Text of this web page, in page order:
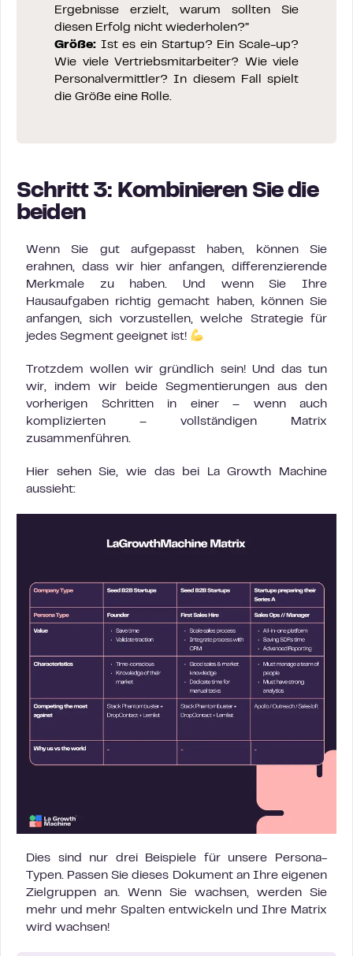
Ergebnisse erzielt, warum sollten Sie
diesen Erfolg nicht wiederholen?”
Größe: Ist es ein Startup? Ein Scale-up?
Wie viele Vertriebsmitarbeiter? Wie viele
Personalvermittler? In diesem Fall spielt
die Größe eine Rolle.
Schritt 3: Kombinieren Sie die
beiden
Wenn Sie gut aufgepasst haben, können Sie
erahnen, dass wir hier anfangen, differenzierende
Merkmale zu haben. Und wenn Sie Ihre
Hausaufgaben richtig gemacht haben, können Sie
anfangen, sich vorzustellen, welche Strategie für
jedes Segment geeignet ist!
Trotzdem wollen wir gründlich sein! Und das tun
wir, indem wir beide Segmentierungen aus den
vorherigen Schritten in einer – wenn auch
komplizierten – vollständigen Matrix
zusammenführen.
Hier sehen Sie, wie das bei La Growth Machine
aussieht:
Dies sind nur drei Beispiele für unsere Persona-
Typen. Passen Sie dieses Dokument an Ihre eigenen
Zielgruppen an. Wenn Sie wachsen, werden Sie
mehr und mehr Spalten entwickeln und Ihre Matrix
wird wachsen!